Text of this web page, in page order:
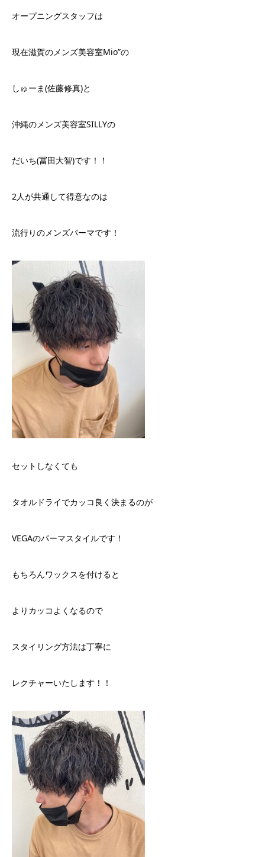
オープニングスタッフは
現在滋賀のメンズ美容室Mio”の
しゅーま(佐藤修真)と
沖縄のメンズ美容室SILLYの
だいち(冨田大智)です！！
2人が共通して得意なのは
流行りのメンズパーマです！
セットしなくても
タオルドライでカッコ良く決まるのが
VEGAのパーマスタイルです！
もちろんワックスを付けると
よりカッコよくなるので
スタイリング方法は丁寧に
レクチャーいたします！！